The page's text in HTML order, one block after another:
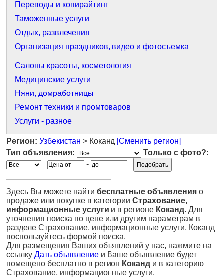
Переводы и копирайтинг
Таможенные услуги
Отдых, развлечения
Организация праздников, видео и фотосъемка
Салоны красоты, косметология
Медицинские услуги
Няни, домработницы
Ремонт техники и промтоваров
Услуги - разное
Регион: Узбекистан > Коканд [Сменить регион]
Тип объявления:
Только с фото?:
-
Здесь Вы можете найти бесплатные объявления о
продаже или покупке в категории Страхование,
информационные услуги и в регионе Коканд. Для
уточнения поиска по цене или другим параметрам в
разделе Страхование, информационные услуги, Коканд
воспользуйтесь формой поиска.
Для размещения Ваших объявлений у нас, нажмите на
ссылку Дать объявление и Ваше объявление будет
помещено бесплатно в регион Коканд и в категорию
Страхование, информационные услуги.